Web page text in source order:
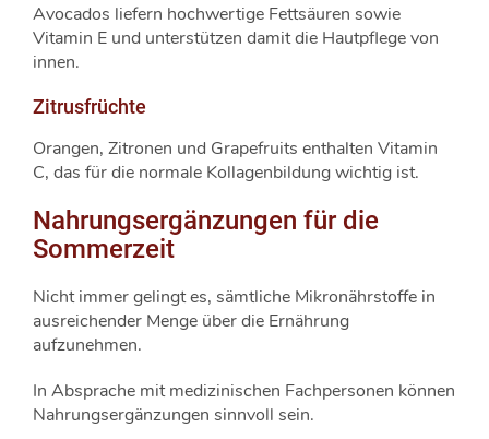
Avocados liefern hochwertige Fettsäuren sowie
Vitamin E und unterstützen damit die Hautpflege von
innen.
Zitrusfrüchte
Orangen, Zitronen und Grapefruits enthalten Vitamin
C, das für die normale Kollagenbildung wichtig ist.
Nahrungsergänzungen für die
Sommerzeit
Nicht immer gelingt es, sämtliche Mikronährstoffe in
ausreichender Menge über die Ernährung
aufzunehmen.
In Absprache mit medizinischen Fachpersonen können
Nahrungsergänzungen sinnvoll sein.